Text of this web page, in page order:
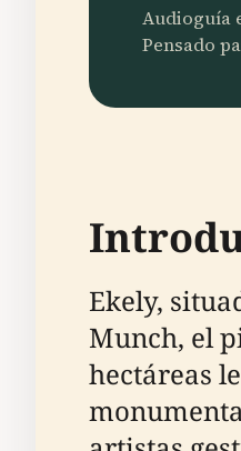
Audioguía
Pensado
Ekely,
Munch, el
hectáreas